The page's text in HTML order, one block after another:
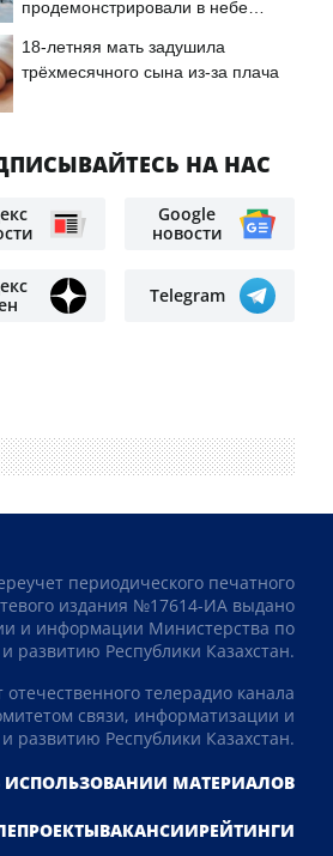
продемонстрировали в небе
18-летняя мать задушила
трёхмесячного сына из-за плача
НА НАС
Google
новости
Telegram
периодического печатного
издания №17614-ИА выдано
и информации Министерства по
развитию Республики Казахстан.
телерадио канала
связи, информатизации и
Республики Казахстан.
МАТЕРИАЛОВ
ВАКАНСИИРЕЙТИНГИ